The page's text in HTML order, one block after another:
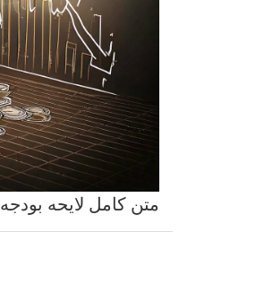
متن کامل لایحه بودجه ۱۴۰۴ کل کشور - بخش اول